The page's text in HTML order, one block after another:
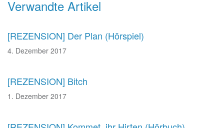
Verwandte Artikel
[REZENSION] Der Plan (Hörspiel)
4. Dezember 2017
[REZENSION] Bitch
1. Dezember 2017
Beitragsnavigation